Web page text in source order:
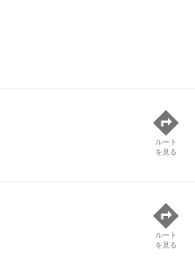
ルート
を見る
ルート
を見る